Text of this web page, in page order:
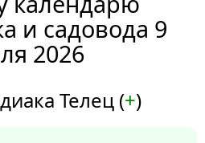
и садовода 9
2026
Телец (+)